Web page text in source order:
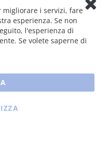
migliorare i servizi, fare
esperienza. Se non
l'esperienza di
Se volete saperne di